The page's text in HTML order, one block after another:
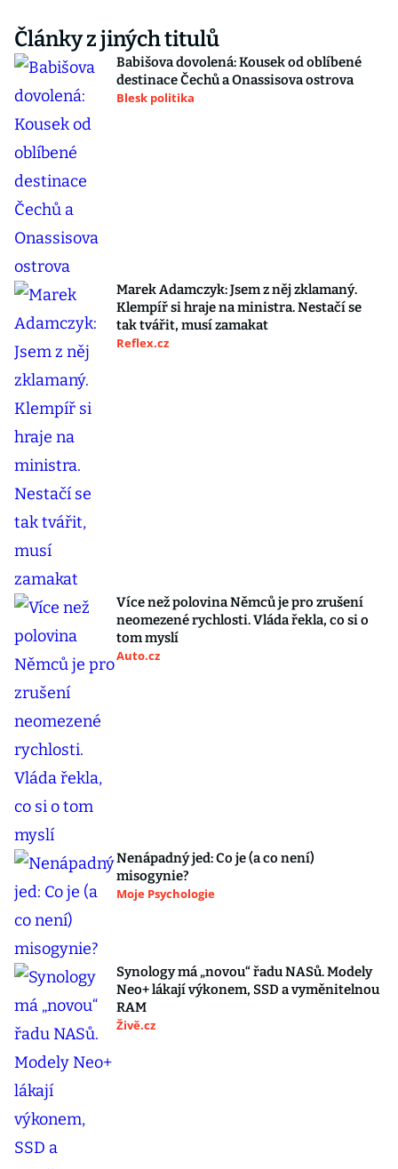
Články z jiných titulů
Babišova dovolená: Kousek od oblíbené
destinace Čechů a Onassisova ostrova
Blesk politika
Marek Adamczyk: Jsem z něj zklamaný.
Klempíř si hraje na ministra. Nestačí se
tak tvářit, musí zamakat
Reflex.cz
Více než polovina Němců je pro zrušení
neomezené rychlosti. Vláda řekla, co si o
tom myslí
Auto.cz
Nenápadný jed: Co je (a co není)
misogynie?
Moje Psychologie
Synology má „novou“ řadu NASů. Modely
Neo+ lákají výkonem, SSD a vyměnitelnou
RAM
Živě.cz